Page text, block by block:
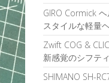
GIRO Cormick
スタイルな軽量
Zwift COG &
新感覚のシフテ
SHIMANO SH-